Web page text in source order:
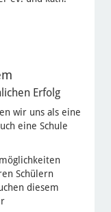
Erfolg
wir uns als eine
eine Schule
Schülern
diesem